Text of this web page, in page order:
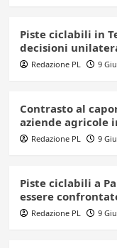
Piste ciclabili in
decisioni
Redazione PL 9
Contrasto al
aziende agricole
Redazione PL 9
Piste ciclabili a
essere
Redazione PL 9